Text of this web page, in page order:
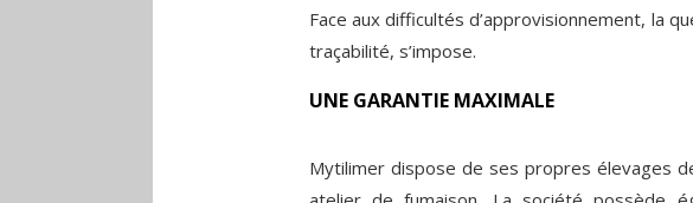
Face aux difficultés d’approvisionnement, la
traçabilité, s’impose.
UNE GARANTIE MAXIMALE
Mytilimer dispose de ses propres élevages